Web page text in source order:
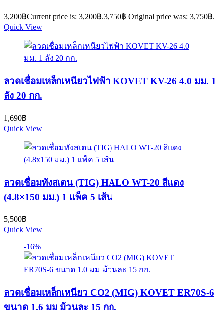
3,200฿Current price is: 3,200฿.3,750฿ Original price was: 3,750฿.
Quick View
ลวดเชื่อมเหล็กเหนียวไฟฟ้า KOVET KV-26 4.0 มม. 1
ลัง 20 กก.
1,690฿
Quick View
ลวดเชื่อมทังสเตน (TIG) HALO WT-20 สีแดง
(4.8×150 มม.) 1 แพ็ค 5 เส้น
5,500฿
Quick View
-16%
ลวดเชื่อมเหล็กเหนียว CO2 (MIG) KOVET ER70S-6
ขนาด 1.6 มม ม้วนละ 15 กก.